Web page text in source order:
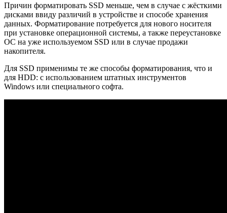
Причин форматировать SSD меньше, чем в случае с жёсткими
дисками ввиду различий в устройстве и способе хранения
данных. Форматирование потребуется для нового носителя
при установке операционной системы, а также переустановке
ОС на уже используемом SSD или в случае продажи
накопителя.
Для SSD применимы те же способы форматирования, что и
для HDD: с использованием штатных инструментов
Windows или специального софта.